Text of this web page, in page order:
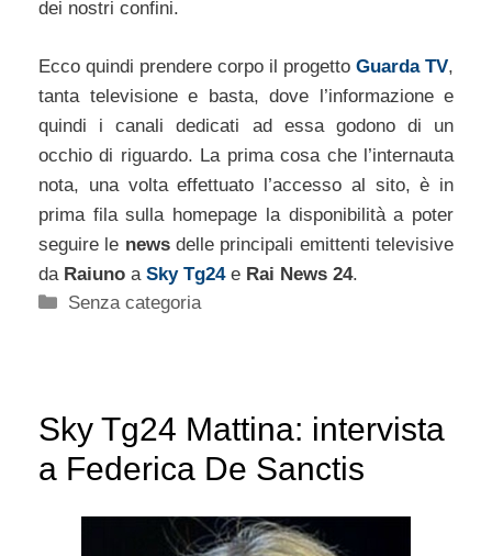
dei nostri confini.
Ecco quindi prendere corpo il progetto Guarda TV,
tanta televisione e basta, dove l’informazione e
quindi i canali dedicati ad essa godono di un
occhio di riguardo. La prima cosa che l’internauta
nota, una volta effettuato l’accesso al sito, è in
prima fila sulla homepage la disponibilità a poter
seguire le newsdelle principali emittenti televisive
da Raiuno a Sky Tg24e Rai News 24.
Categorie
Senza categoria
Sky Tg24 Mattina: intervista
a Federica De Sanctis